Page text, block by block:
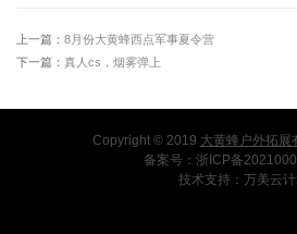
上一篇： 8月份大黄蜂西点军事夏令营
下一篇： 真人cs，烟雾弹上
Copyright © 2019 大黄蜂户外拓展
备案号： 浙ICP备
技术支持： 万美云